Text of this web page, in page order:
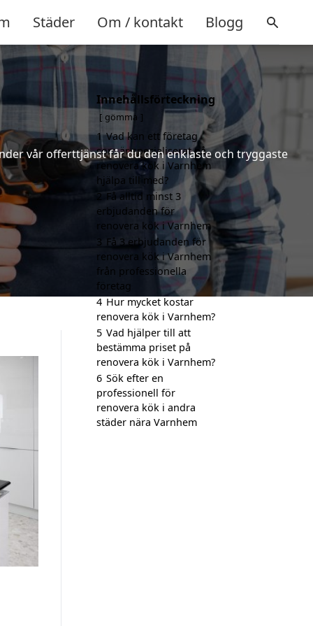
Städer Om / kontakt Blogg
vår offerttjänst får du den enklaste och tryggaste
Innehållsförteckning
gömma
1 Vad kan ett företag
som är specialiserat på
renovera kök i Varnhem
hjälpa till med?
2 Få alltid minst 3
erbjudanden för
renovera kök i Varnhem
3 Få 3 erbjudanden för
renovera kök i Varnhem
från professionella
företag
4 Hur mycket kostar
renovera kök i Varnhem?
5 Vad hjälper till att
bestämma priset på
renovera kök i Varnhem?
6 Sök efter en
professionell för
renovera kök i andra
städer nära Varnhem